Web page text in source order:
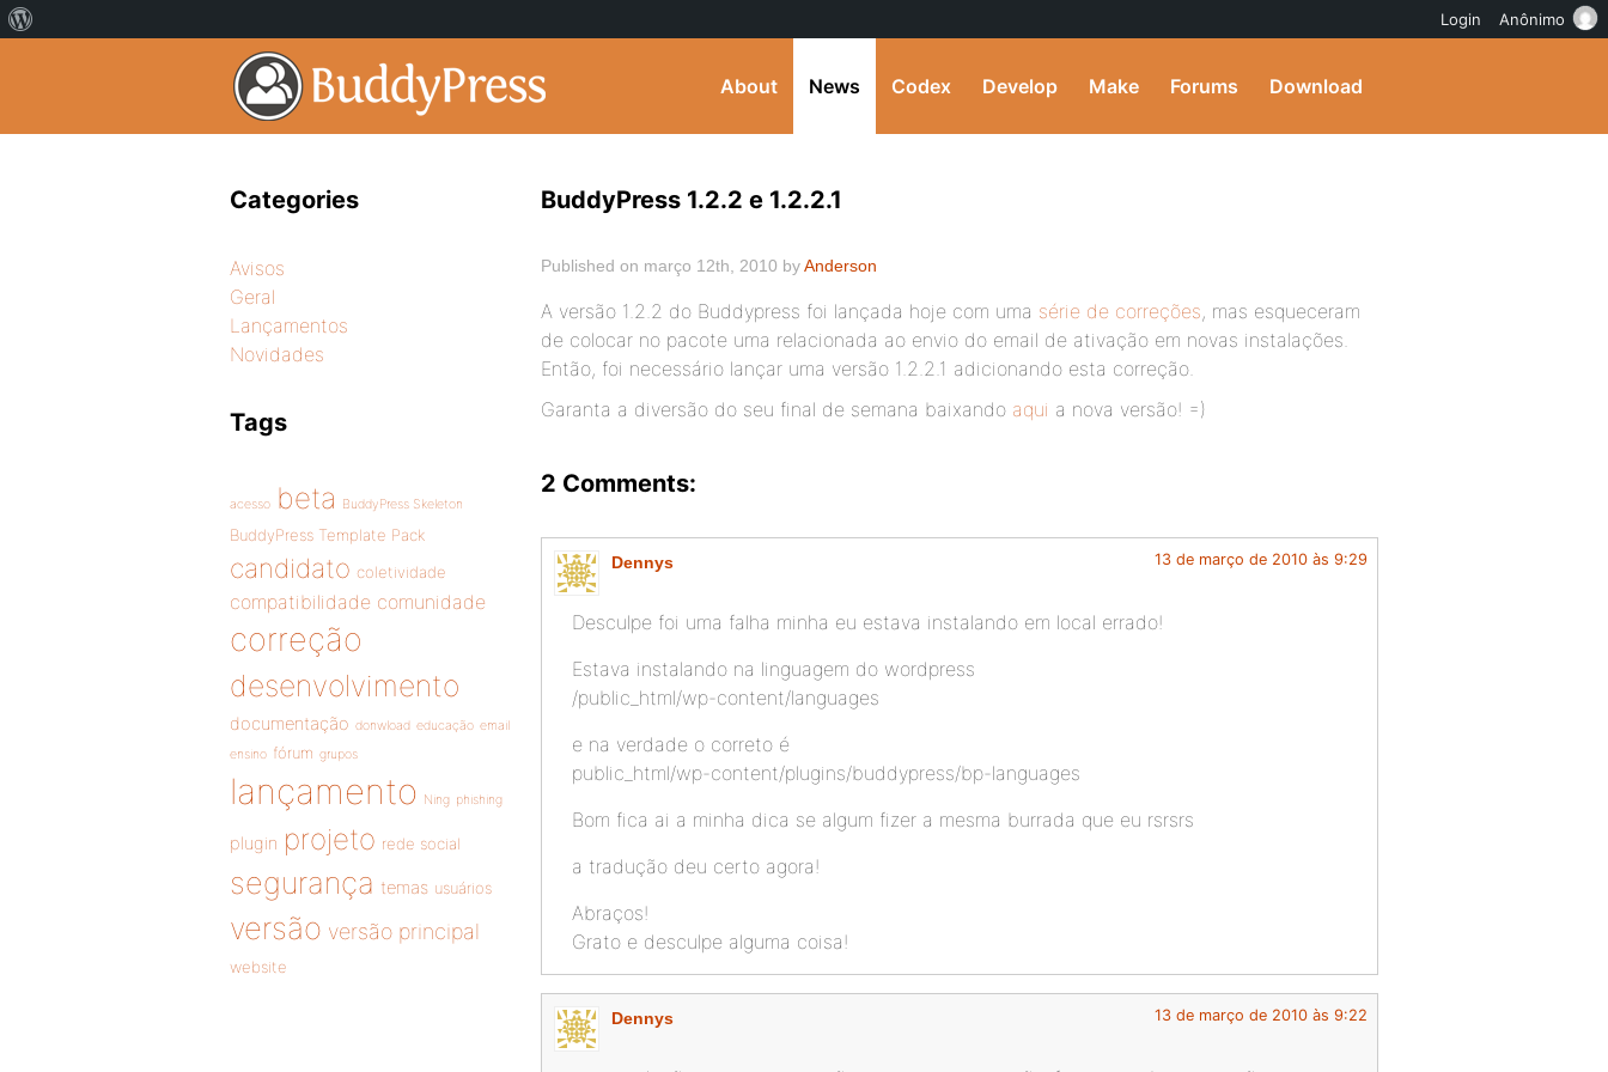
About News Codex Develop Make Forums Download
BuddyPress 1.2.2 e 1.2.2.1
Published on março 12th, 2010 byAnderson
A versão 1.2.2 do Buddypress foi lançada hoje com uma série de correções, mas esqueceram
de colocar no pacote uma relacionada ao envio do email de ativação em novas instalações.
Então, foi necessário lançar uma versão 1.2.2.1 adicionando esta correção.
Garanta a diversão do seu final de semana baixando aqui a nova versão! =)
2 Comments:
Dennys 13 de março de 2010 às 9:29
Desculpe foi uma falha minha eu estava instalando em local errado!
Estava instalando na linguagem do wordpress
/public_html/wp-content/languages
e na verdade o correto é
public_html/wp-content/plugins/buddypress/bp-languages
Bom fica ai a minha dica se algum fizer a mesma burrada que eu rsrsrs
a tradução deu certo agora!
Abraços!
Grato e desculpe alguma coisa!
Dennys 13 de março de 2010 às 9:22
Categories
Avisos
Geral
Lançamentos
Novidades
Tags
acesso beta BuddyPress Skeleton
BuddyPress Template Pack
candidato coletividade
compatibilidade comunidade
correção
desenvolvimento
documentação donwload educação email
ensino fórum grupos
lançamento Ning phishing
plugin projeto rede social
segurança temas usuários
versão versão principal
website
Login Anônimo